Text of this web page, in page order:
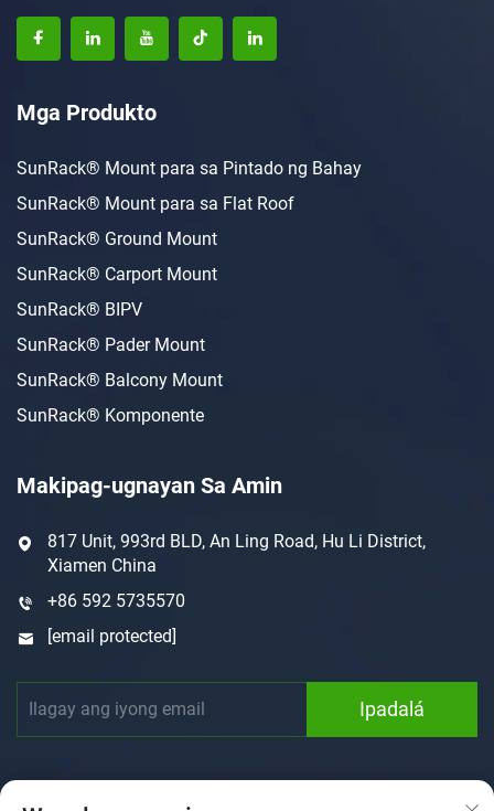
Mga Produkto
SunRack® Mount para sa Pintado ng Bahay
SunRack® Mount para sa Flat Roof
SunRack® Ground Mount
SunRack® Carport Mount
SunRack® BIPV
SunRack® Pader Mount
SunRack® Balcony Mount
SunRack® Komponente
Makipag-ugnayan Sa Amin
817 Unit, 993rd BLD, An Ling Road, Hu Li District,
Xiamen China
+86 592 5735570
[email protected]
Ipadalá